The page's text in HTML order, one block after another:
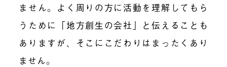
ません。よく周りの方に活動を理解してもら
うために「地方創生の会社」と伝えることも
ありますが、そこにこだわりはまったくあり
ません。